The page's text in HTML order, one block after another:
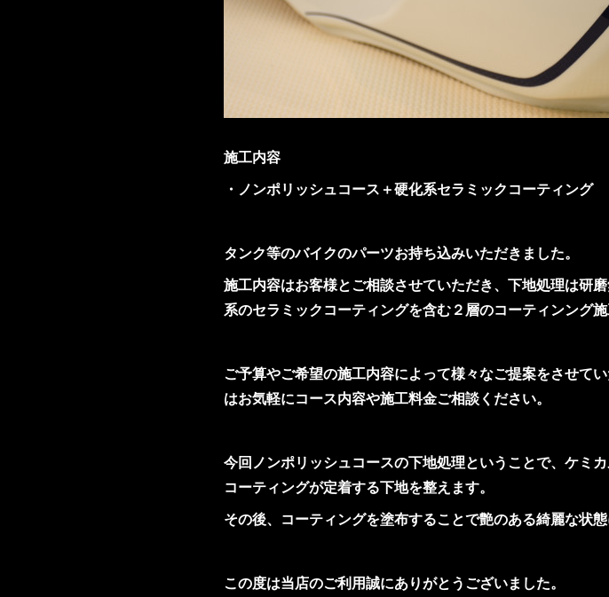
施工内容
・ノンポリッシュコース＋硬化系セラミックコーティング
タンク等のバイクのパーツお持ち込みいただきました。
施工内容はお客様とご相談させていただき、下地処理は研
系のセラミックコーティングを含む２層のコーティンング施
ご予算やご希望の施工内容によって様々なご提案をさせて
はお気軽にコース内容や施工料金ご相談ください。
今回ノンポリッシュコースの下地処理ということで、ケミ
コーティングが定着する下地を整えます。
その後、コーティングを塗布することで艶のある綺麗な状態
この度は当店のご利用誠にありがとうございました。